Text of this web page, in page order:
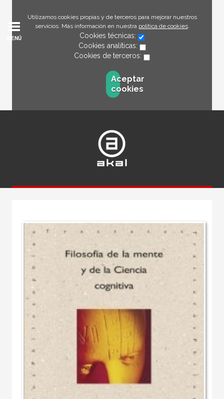
Utilizamos cookies propias y de terceros para mejorar nuestros
servicios. Más información en nuestra política de cookies.
Cookies técnicas:
Cookies analíticas:
Cookies de terceros:
Aceptar
cookies
MENÚ